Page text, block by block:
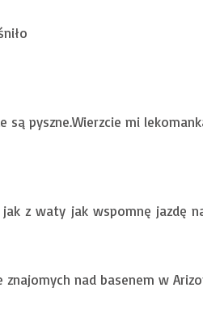
są pyszne.Wierzcie mi
z waty jak wspomnę jazdę
nad basenem w